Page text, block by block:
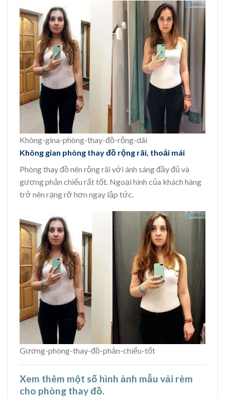
Không-gina-phòng-thay-đồ-rộng-dãi
Không gian phòng thay đồ rộng rãi, thoải mái
Phòng thay đồ nên rộng rãi với ánh sáng đầy đủ và
gương phản chiếu rất tốt. Ngoại hình của khách hàng
trở nên rạng rỡ hơn ngay lập tức.
Gương-phòng-thay-đồ-phản-chiếu-tốt
Xem thêm một số hình ảnh mẫu vải rèm
cho phòng thay đồ.